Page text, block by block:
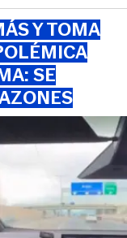
Y TOMA
SE